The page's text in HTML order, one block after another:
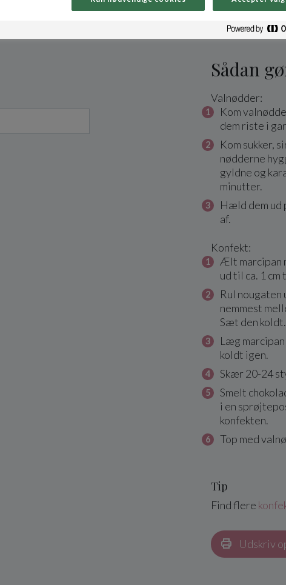
Sådan
Valnødder:
Kom
dem riste i
Kom sukker,
nødderne
gyldne og
minutter.
Hæld dem ud
af.
Konfekt:
Ælt marcipan
ud til ca. 1 cm
Rul nougaten
nemmest
Sæt den koldt.
Læg
koldt igen.
Skær 20-24
Smelt
i en
konfekten.
Top med
Tip
Find flere
Udskriv